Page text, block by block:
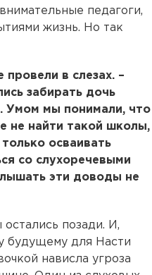
педагоги,
жизнь. Но так
в слезах. –
забирать дочь
Умом мы понимали, что
не найти такой школы,
осваивать
со слухоречевыми
эти доводы не
позади. И,
будущему для Насти
нависла угроза